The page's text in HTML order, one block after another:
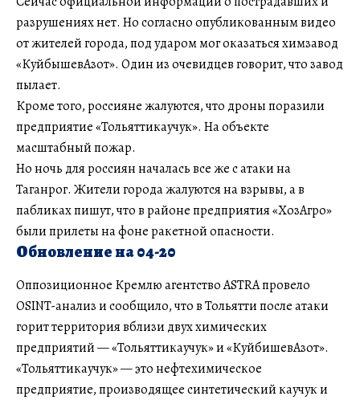
разрушениях нет. Но согласно опубликованным видео
от жителей города, под ударом мог оказаться химзавод
«КуйбышевАзот». Один из очевидцев говорит, что завод
пылает.
Кроме того, россияне жалуются, что дроны поразили
предприятие «Тольяттикаучук». На объекте
масштабный пожар.
Но ночь для россиян началась все же с атаки на
Таганрог. Жители города жалуются на взрывы, а в
пабликах пишут, что в районе предприятия «ХозАгро»
были прилеты на фоне ракетной опасности.
Обновление на 04-20
Оппозиционное Кремлю агентство ASTRA провело
OSINT-анализ и сообщило, что в Тольятти после атаки
горит территория вблизи двух химических
предприятий — «Тольяттикаучук» и «КуйбишевАзот».
«Тольяттикаучук» — это нефтехимическое
предприятие, производящее синтетический каучук и